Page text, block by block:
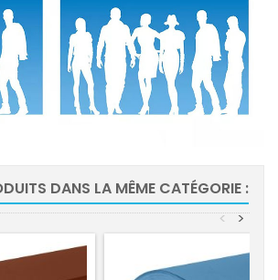
DANS LA MÊME CATÉGORIE :
>
<